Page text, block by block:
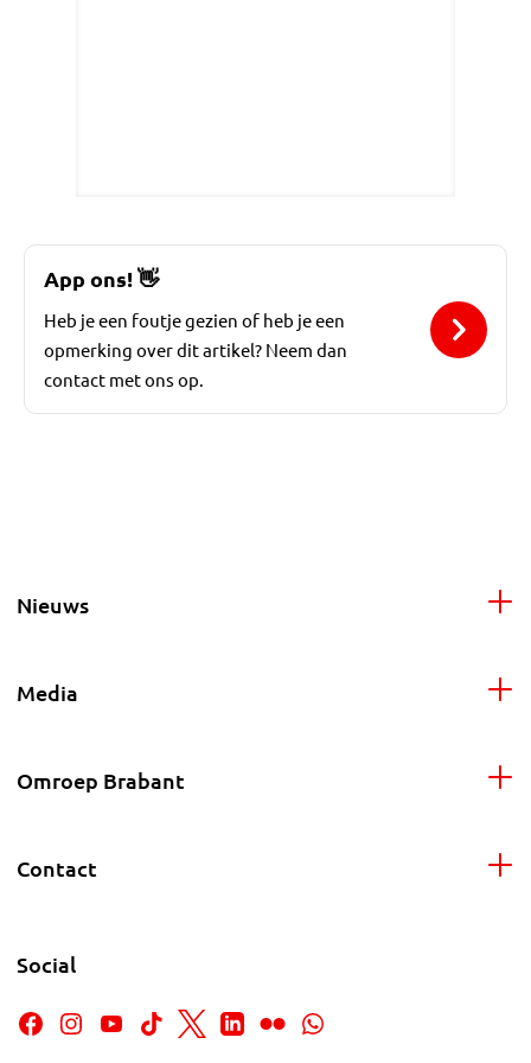
App ons!👋
Heb je een foutje gezien of heb je een
opmerking over dit artikel? Neem dan
contact met ons op.
Nieuws
Media
Omroep Brabant
Contact
Social